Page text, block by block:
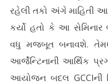
રહેલી તકો અંગે માહિતી
કર્યો હતો કે આ
વધુ મજબૂત બનાવશે.
આર્જેન્ટિનાની આર્થિક
આયોજન બદલ GCCIની